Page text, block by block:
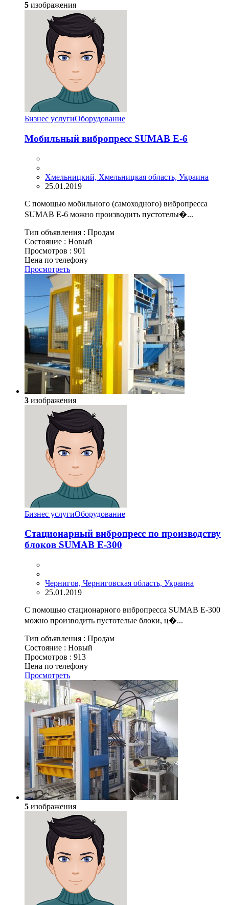
5 изображения
Бизнес услугиОборудование
Мобильный вибропресс SUMAB E-6
Хмельницкий, Хмельницкая область, Украина
25.01.2019
С помощью мобильного (самоходного) вибропресса
SUMAB E-6 можно производить пустотелы�...
Тип объявления : Продам
Состояние : Новый
Просмотров : 901
Цена по телефону
Просмотреть
3 изображения
Бизнес услугиОборудование
Стационарный вибропресс по производству
блоков SUMAB Е-300
Чернигов, Черниговская область, Украина
25.01.2019
С помощью стационарного вибропресса SUMAB E-300
можно производить пустотелые блоки, ц�...
Тип объявления : Продам
Состояние : Новый
Просмотров : 913
Цена по телефону
Просмотреть
5 изображения